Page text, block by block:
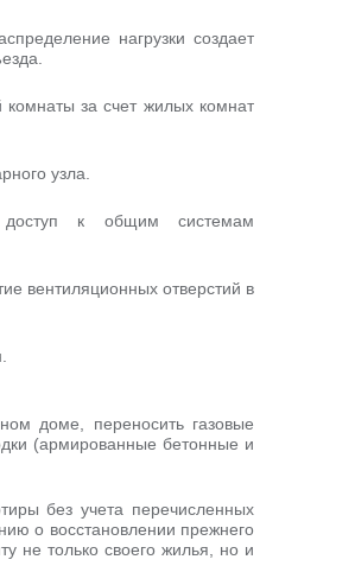
нагрузки создает
за счет жилых комнат
узла.
доступ к общим системам
вентиляционных отверстий в
доме, переносить газовые
(армированные бетонные и
без учета перечисленных
о восстановлении прежнего
не только своего жилья, но и